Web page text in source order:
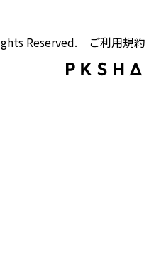
Reserved. ご利用規約